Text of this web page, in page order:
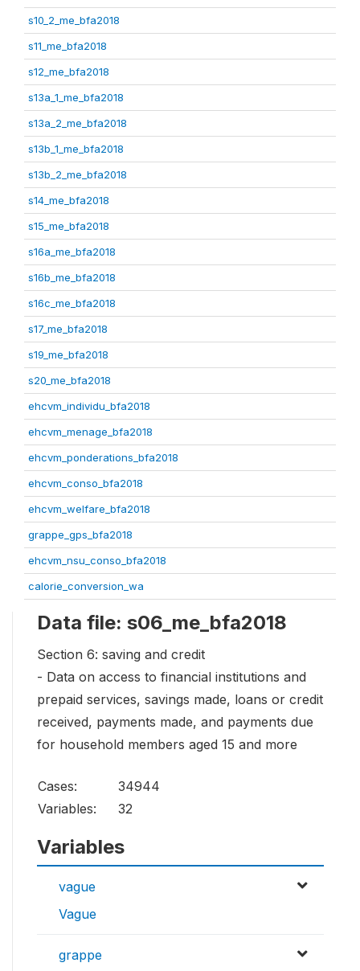
s10_2_me_bfa2018
s11_me_bfa2018
s12_me_bfa2018
s13a_1_me_bfa2018
s13a_2_me_bfa2018
s13b_1_me_bfa2018
s13b_2_me_bfa2018
s14_me_bfa2018
s15_me_bfa2018
s16a_me_bfa2018
s16b_me_bfa2018
s16c_me_bfa2018
s17_me_bfa2018
s19_me_bfa2018
s20_me_bfa2018
ehcvm_individu_bfa2018
ehcvm_menage_bfa2018
ehcvm_ponderations_bfa2018
ehcvm_conso_bfa2018
ehcvm_welfare_bfa2018
grappe_gps_bfa2018
ehcvm_nsu_conso_bfa2018
calorie_conversion_wa
Data file: s06_me_bfa2018
Section 6: saving and credit
- Data on access to financial institutions and
prepaid services, savings made, loans or credit
received, payments made, and payments due
for household members aged 15 and more
Cases:
34944
Variables:
32
Variables
vague
Vague
grappe